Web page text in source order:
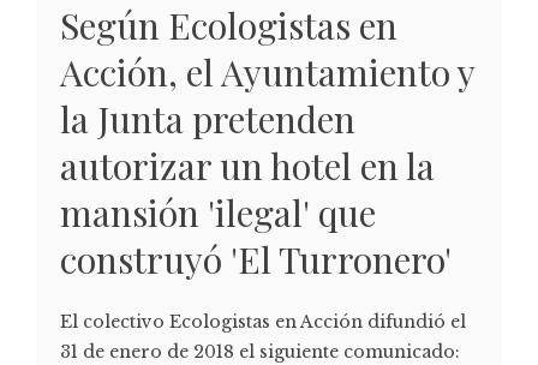
Según Ecologistas en
Acción, el Ayuntamiento y
la Junta pretenden
autorizar un hotel en la
mansión 'ilegal' que
construyó 'El Turronero'
El colectivo Ecologistas en Acción difundió el
31 de enero de 2018 el siguiente comunicado: